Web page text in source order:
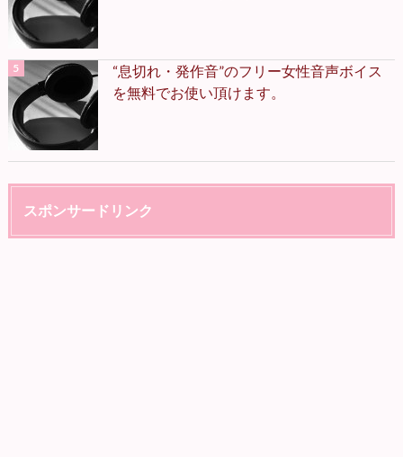
“息切れ・発作音”のフリー女性音声ボイス
を無料でお使い頂けます。
スポンサードリンク